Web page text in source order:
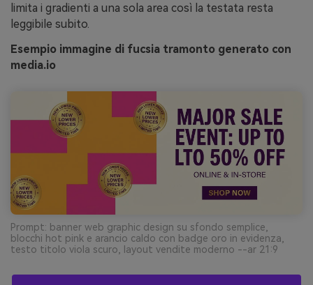
limita i gradienti a una sola area così la testata resta
leggibile subito.
Esempio immagine di fucsia tramonto generato con
media.io
Prompt: banner web graphic design su sfondo semplice,
blocchi hot pink e arancio caldo con badge oro in evidenza,
testo titolo viola scuro, layout vendite moderno --ar 21:9